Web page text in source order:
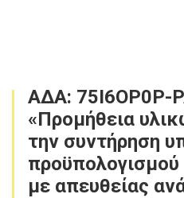
ΑΔΑ: 75Ι6ΟΡ0Ρ-
«Προμήθεια
την συντήρηση
με απευθείας